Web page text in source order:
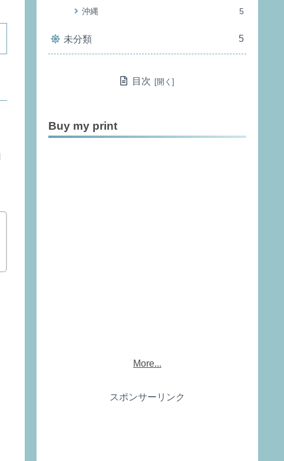
沖縄 5
未分類 5
目次
Buy my print
More...
スポンサーリンク